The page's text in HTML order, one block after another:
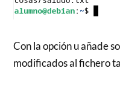
Con la opción u añade
modificados al fichero